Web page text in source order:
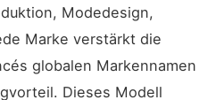
Modedesign,
Marke verstärkt die
globalen Markennamen
Dieses Modell